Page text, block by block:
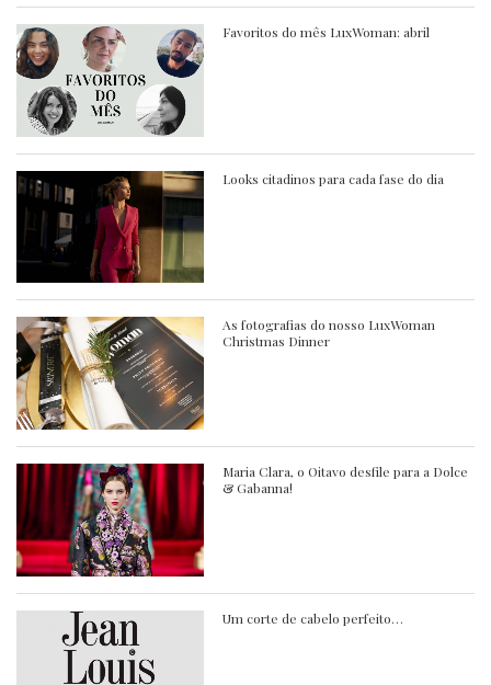
Favoritos do mês LuxWoman: abril
Looks citadinos para cada fase do dia
As fotografias do nosso LuxWoman
Christmas Dinner
Maria Clara, o Oitavo desfile para a Dolce
& Gabanna!
Um corte de cabelo perfeito…